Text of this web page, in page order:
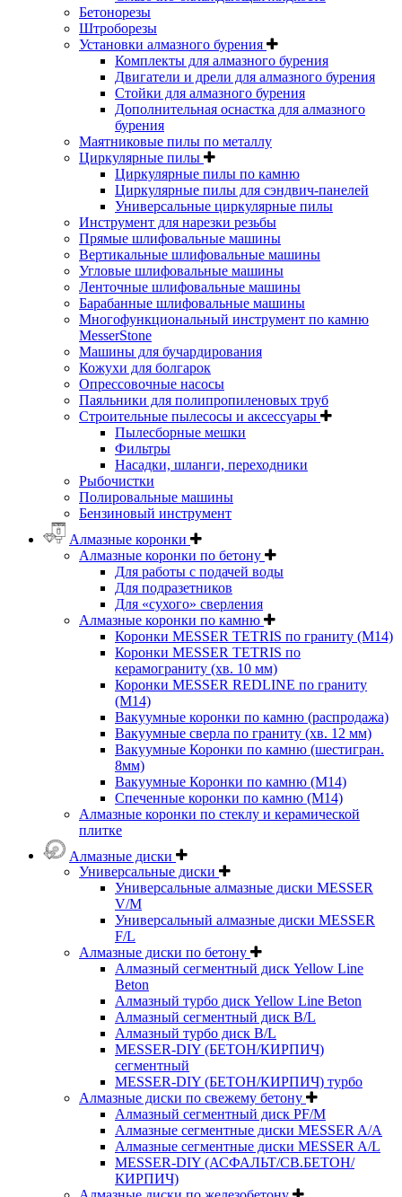
Бетонорезы
Штроборезы
Установки алмазного бурения
Комплекты для алмазного бурения
Двигатели и дрели для алмазного бурения
Стойки для алмазного бурения
Дополнительная оснастка для алмазного
бурения
Маятниковые пилы по металлу
Циркулярные пилы
Циркулярные пилы по камню
Циркулярные пилы для сэндвич-панелей
Универсальные циркулярные пилы
Инструмент для нарезки резьбы
Прямые шлифовальные машины
Вертикальные шлифовальные машины
Угловые шлифовальные машины
Ленточные шлифовальные машины
Барабанные шлифовальные машины
Многофункциональный инструмент по камню
MesserStone
Машины для бучардирования
Кожухи для болгарок
Опрессовочные насосы
Паяльники для полипропиленовых труб
Строительные пылесосы и аксессуары
Пылесборные мешки
Фильтры
Насадки, шланги, переходники
Рыбочистки
Полировальные машины
Бензиновый инструмент
Алмазные коронки
Алмазные коронки по бетону
Для работы с подачей воды
Для подразетников
Для «сухого» сверления
Алмазные коронки по камню
Коронки MESSER TETRIS по граниту (М14)
Коронки MESSER TETRIS по
керамограниту (хв. 10 мм)
Коронки MESSER REDLINE по граниту
(М14)
Вакуумные коронки по камню (распродажа)
Вакуумные сверла по граниту (хв. 12 мм)
Вакуумные Коронки по камню (шестигран.
8мм)
Вакуумные Коронки по камню (M14)
Спеченные коронки по камню (M14)
Алмазные коронки по стеклу и керамической
плитке
Алмазные диски
Универсальные диски
Универсальные алмазные диски MESSER
V/M
Универсальный алмазные диски MESSER
F/L
Алмазные диски по бетону
Алмазный сегментный диск Yellow Line
Beton
Алмазный турбо диск Yellow Line Beton
Алмазный сегментный диск B/L
Алмазный турбо диск B/L
MESSER-DIY (БЕТОН/КИРПИЧ)
сегментный
MESSER-DIY (БЕТОН/КИРПИЧ) турбо
Алмазные диски по свежему бетону
Алмазный сегментный диск PF/M
Алмазные сегментные диски MESSER A/A
Алмазные сегментные диски MESSER A/L
MESSER-DIY (АСФАЛЬТ/СВ.БЕТОН/
КИРПИЧ)